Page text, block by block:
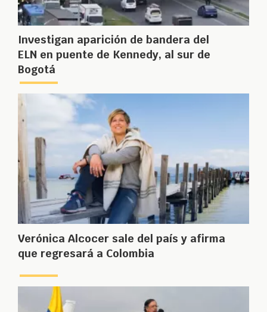
Investigan aparición de bandera del
ELN en puente de Kennedy, al sur de
Bogotá
Verónica Alcocer sale del país y afirma
que regresará a Colombia